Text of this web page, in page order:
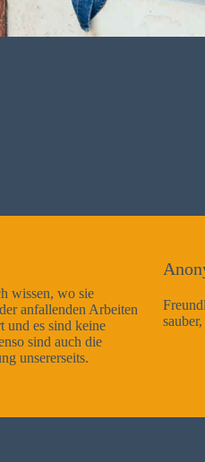
Freundliche Mitarbeiter,
sauber, Kann ich nur